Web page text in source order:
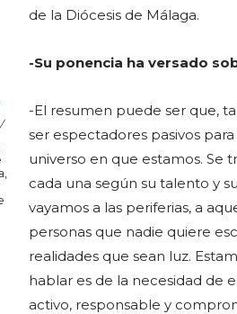
de la Diócesis de Málaga.
-Su ponencia ha versado
-El resumen puede ser que,
ser espectadores pasivos
universo en que estamos. Se
cada una según su talento y
vayamos a las periferias, a
personas que nadie quiere
realidades que sean luz.
hablar es de la necesidad de
activo, responsable y